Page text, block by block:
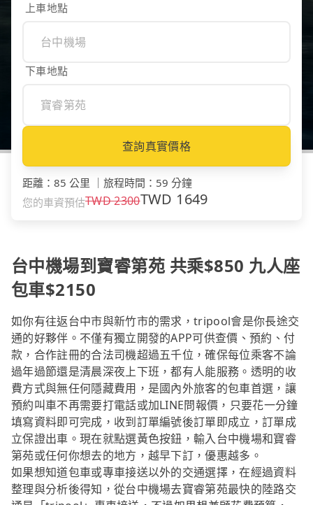
上車地點
下車地點
查詢真實價格
距離 ： 85 公里 旅程時間 ： 59 分鐘
您的車資預估TWD2300TWD 1649
台中機場到寶睿第苑 共乘$850 九人座
包車$2150
如你有往返台中市與新竹市的需求，tripool會是你長途交
通的好夥伴。不僅有獨立開發的APP可供查價、預約、付
款，合作註冊的合法司機超過五千位，確保每位乘客不論
過年過節還是清晨深夜上下班，都有人能服務。透明的收
費方式與無任何隱藏費用，是國內外旅客的包車首選，讓
預約叫車不再需要打電話或加LINE問報價，只要花一分鐘
填寫資料即可完成，收到訂單編號後訂單即成立，訂單成
立保證出車。現在就點選黃色按鈕，輸入台中機場和寶睿
第苑或任何你想去的地方，越早下訂，優惠越多。
如果想知道包車或專車接送以外的交通選擇，在經過資料
整理與分析後得知，從台中機場去寶睿第苑最快的陸路交